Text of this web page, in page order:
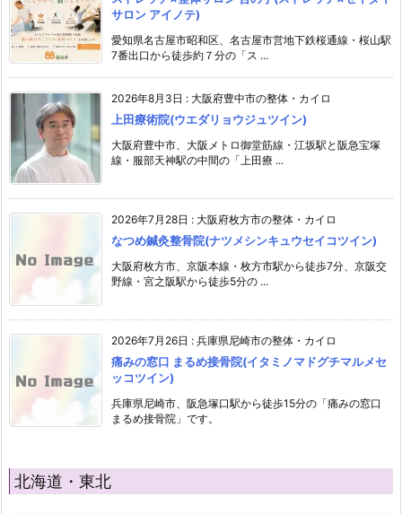
サロン アイノテ)
愛知県名古屋市昭和区、名古屋市営地下鉄桜通線・桜山駅
7番出口から徒歩約７分の「ス ...
2026年8月3日 : 大阪府豊中市の整体・カイロ
上田療術院(ウエダリョウジュツイン)
大阪府豊中市、大阪メトロ御堂筋線・江坂駅と阪急宝塚
線・服部天神駅の中間の「上田療 ...
2026年7月28日 : 大阪府枚方市の整体・カイロ
なつめ鍼灸整骨院(ナツメシンキュウセイコツイン)
大阪府枚方市、京阪本線・枚方市駅から徒歩7分、京阪交
野線・宮之阪駅から徒歩5分の ...
2026年7月26日 : 兵庫県尼崎市の整体・カイロ
痛みの窓口 まるめ接骨院(イタミノマドグチマルメセ
ッコツイン)
兵庫県尼崎市、阪急塚口駅から徒歩15分の「痛みの窓口
まるめ接骨院」です。
北海道・東北